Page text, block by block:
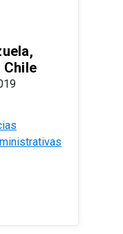
Chile